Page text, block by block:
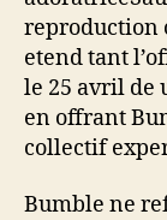
reproduction
etend tant
le 25 avril de
en offrant
collectif
Bumble ne